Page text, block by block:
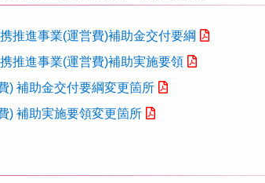
推進事業(運営費)補助金交付要綱
推進事業(運営費)補助実施要領
) 補助金交付要綱変更箇所
) 補助実施要領変更箇所